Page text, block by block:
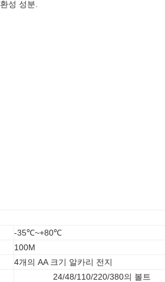
성 성분.
-35℃~+80℃
100M
4개의 AA 크기 알카리 전지
24/48/110/220/380의 볼트